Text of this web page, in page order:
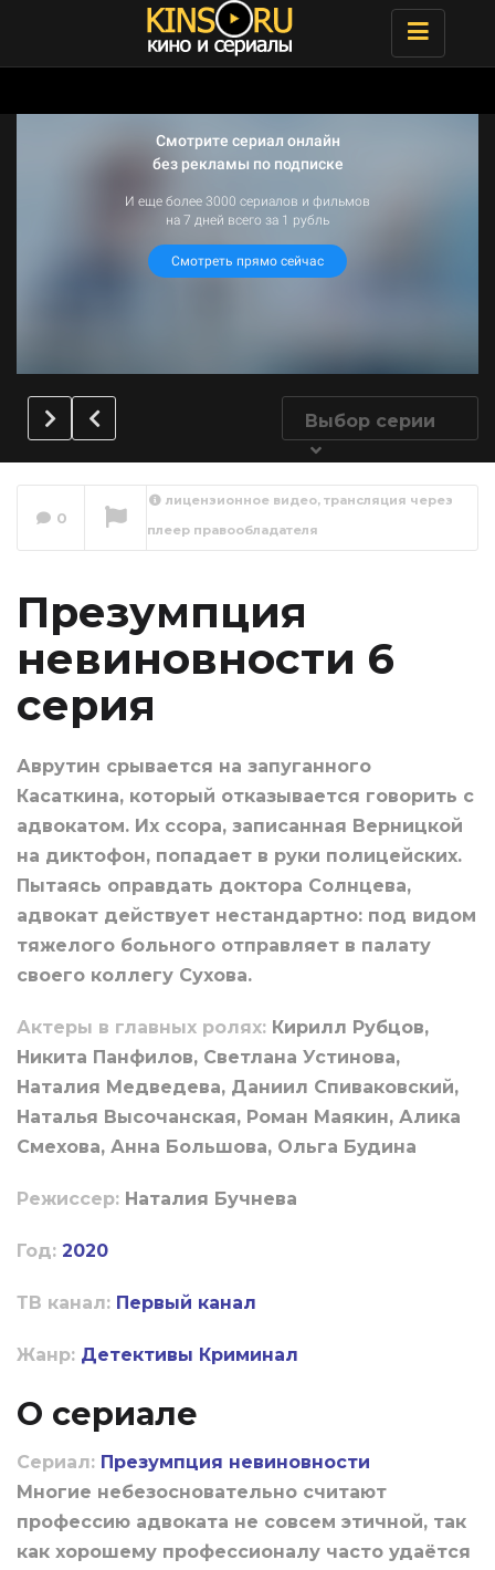
Toggle
Выбор серии
невиновности 7
0
лицензионное видео, трансляция через
плеер правообладателя
Презумпция
невиновности 6
серия
Аврутин срывается на запуганного
Касаткина, который отказывается говорить с
адвокатом. Их ссора, записанная Верницкой
на диктофон, попадает в руки полицейских.
Пытаясь оправдать доктора Солнцева,
адвокат действует нестандартно: под видом
тяжелого больного отправляет в палату
своего коллегу Сухова.
Актеры в главных ролях: Кирилл Рубцов,
Никита Панфилов, Светлана Устинова,
Наталия Медведева, Даниил Спиваковский,
Наталья Высочанская, Роман Маякин, Алика
Смехова, Анна Большова, Ольга Будина
Режиссер: Наталия Бучнева
Год: 2020
ТВ канал: Первый канал
Жанр: Детективы Криминал
О сериале
Сериал: Презумпция невиновности
Многие небезосновательно считают
профессию адвоката не совсем этичной, так
как хорошему профессионалу часто удаётся